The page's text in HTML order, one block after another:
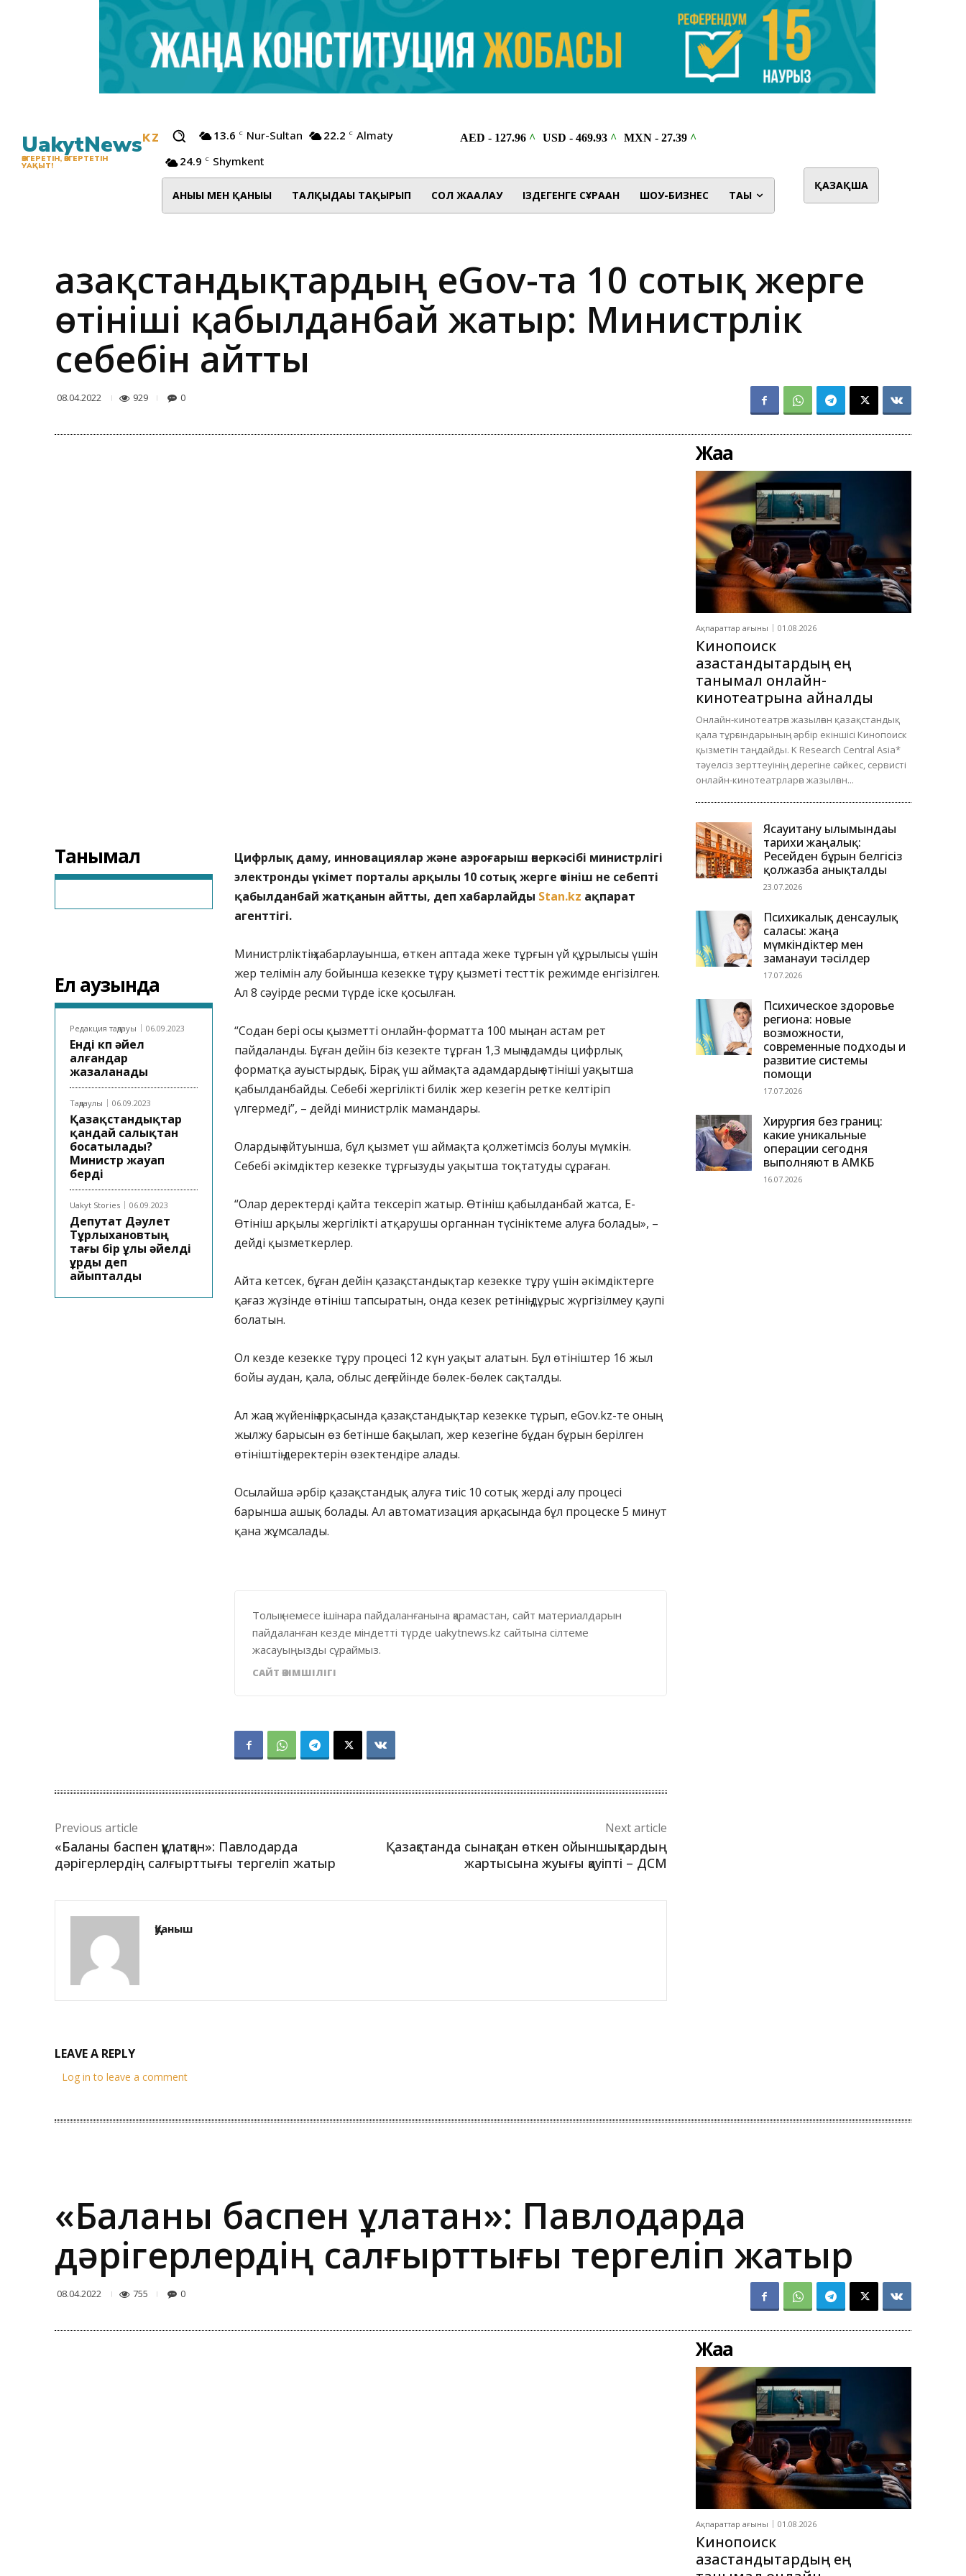
UakytNewsKZ
ӨЗГЕРЕТІН, ӨЗГЕРТЕТІН
УАҚЫТ!
13.6 C Nur-Sultan 22.2 C Almaty
24.9 C Shymkent
АНЫҒЫ МЕН ҚАНЫҒЫ ТАЛҚЫДАҒЫ ТАҚЫРЫП СОЛ ЖАҒАЛАУ ІЗДЕГЕНГЕ СҰРАҒАН ШОУ-БИЗНЕС ТАҒЫ
ҚАЗАҚША
Қазақстандықтардың eGov-та 10 сотық жерге
өтініші қабылданбай жатыр: Министрлік
себебін айтты
08.04.2022 929 0
Танымал
Ел аузында
Редакция таңдауы 06.09.2023
Енді көп әйел
алғандар
жазаланады
Таңдаулы 06.09.2023
Қазақстандықтар
қандай салықтан
босатылады?
Министр жауап
берді
Uakyt Stories 06.09.2023
Депутат Дәулет
Тұрлыхановтың
тағы бір ұлы әйелді
ұрды деп
айыпталды
Цифрлық даму, инновациялар және аэроғарыш өнеркәсібі министрлігі
электронды үкімет порталы арқылы 10 сотық жерге өтініш не себепті
қабылданбай жатқанын айтты, деп хабарлайды Stan.kz ақпарат
агенттігі.
Министрліктің хабарлауынша, өткен аптада жеке тұрғын үй құрылысы үшін
жер телімін алу бойынша кезекке тұру қызметі тесттік режимде енгізілген.
Ал 8 сәуірде ресми түрде іске қосылған.
“Содан бері осы қызметті онлайн-форматта 100 мыңнан астам рет
пайдаланды. Бұған дейін біз кезекте тұрған 1,3 мың адамды цифрлық
форматқа ауыстырдық. Бірақ үш аймақта адамдардың өтініші уақытша
қабылданбайды. Себебі жергілікті билік жер кезегін ретке келтіріп
үлгермеді”, – дейді министрлік мамандары.
Олардың айтуынша, бұл қызмет үш аймақта қолжетімсіз болуы мүмкін.
Себебі әкімдіктер кезекке тұрғызуды уақытша тоқтатуды сұраған.
“Олар деректерді қайта тексеріп жатыр. Өтініш қабылданбай жатса, Е-
Өтініш арқылы жергілікті атқарушы органнан түсініктеме алуға болады», –
дейді қызметкерлер.
Айта кетсек, бұған дейін қазақстандықтар кезекке тұру үшін әкімдіктерге
қағаз жүзінде өтініш тапсыратын, онда кезек ретінің дұрыс жүргізілмеу қаупі
болатын.
Ол кезде кезекке тұру процесі 12 күн уақыт алатын. Бұл өтініштер 16 жыл
бойы аудан, қала, облыс деңгейінде бөлек-бөлек сақталды.
Ал жаңа жүйенің арқасында қазақстандықтар кезекке тұрып, eGov.kz-те оның
жылжу барысын өз бетінше бақылап, жер кезегіне бұдан бұрын берілген
өтініштің деректерін өзектендіре алады.
Осылайша әрбір қазақстандық алуға тиіс 10 сотық жерді алу процесі
барынша ашық болады. Ал автоматизация арқасында бұл процеске 5 минут
қана жұмсалады.
Толық немесе ішінара пайдаланғанына қарамастан, сайт материалдарын
пайдаланған кезде міндетті түрде uakytnews.kz сайтына сілтеме
жасауыңызды сұраймыз.
САЙТ ӘКІМШІЛІГІ
Previous article
«Баланы баспен құлатқан»: Павлодарда
дәрігерлердің салғырттығы тергеліп жатыр
Next article
Қазақстанда сынақтан өткен ойыншықтардың
жартысына жуығы қауіпті – ДСМ
Қуаныш
LEAVE A REPLY
Log in to leave a comment
Жаңа
Ақпараттар ағыны 01.08.2026
Кинопоиск
қазақстандықтардың ең
танымал онлайн-
кинотеатрына айналды
Онлайн-кинотеатрға жазылған қазақстандық
қала тұрғындарының әрбір екіншісі Кинопоиск
қызметін таңдайды. K Research Central Asia*
тәуелсіз зерттеуінің дерегіне сәйкес, сервисті
онлайн-кинотеатрларға жазылған...
Ясауитану ғылымындағы
тарихи жаңалық:
Ресейден бұрын белгісіз
қолжазба анықталды
23.07.2026
Психикалық денсаулық
саласы: жаңа
мүмкіндіктер мен
заманауи тәсілдер
17.07.2026
Психическое здоровье
региона: новые
возможности,
современные подходы и
развитие системы
помощи
17.07.2026
Хирургия без границ:
какие уникальные
операции сегодня
выполняют в АМКБ
16.07.2026